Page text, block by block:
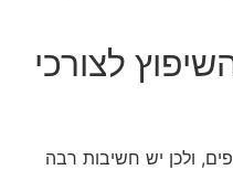
לצורכי
ולכן יש חשיבות רבה